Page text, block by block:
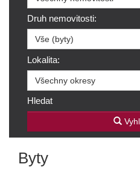
Druh nemovitosti:
Vše (byty)
Lokalita:
Všechny okresy
Hledat
Byty